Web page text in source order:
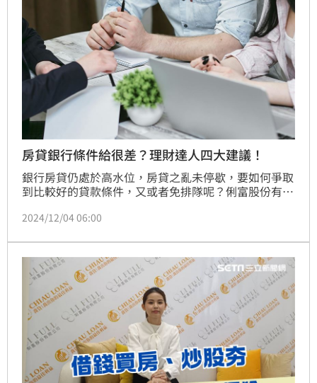
房貸銀行條件給很差？理財達人四大建議！
銀行房貸仍處於高水位，房貸之亂未停歇，要如何爭取
到比較好的貸款條件，又或者免排隊呢？俐富股份有限
本上銀行房貸水位過高的狀態，不是央行祭出限貸令就
了乖乖排隊，可以考慮另闢蹊徑搶貸。」（陳韋帆）
2024/12/04 06:00